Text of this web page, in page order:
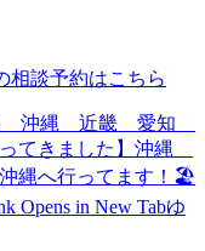
相談予約はこちら
ム 沖縄 近畿 愛知
ってきました】沖縄
縄へ行ってます！🏖
Opens in New Tabゆ